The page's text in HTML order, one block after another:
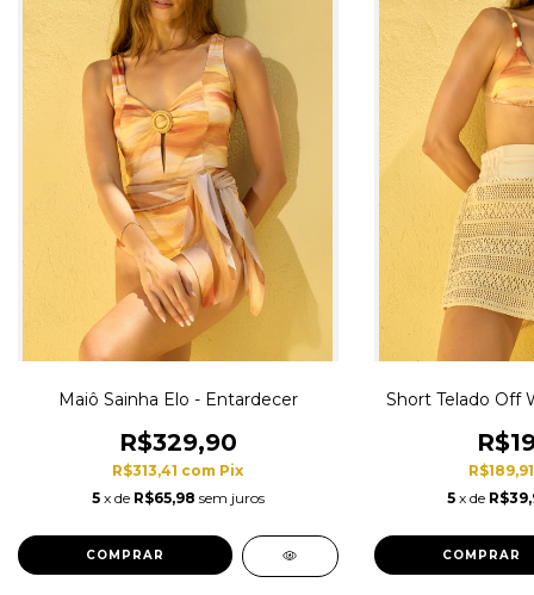
Maiô Sainha Elo - Entardecer
R$329,90
R$313,41 com Pix
5 x de R$65,98 sem juros
COMPRAR
Short Telado Off
5 x de
COMPRAR